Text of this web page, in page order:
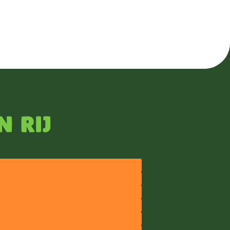
rij